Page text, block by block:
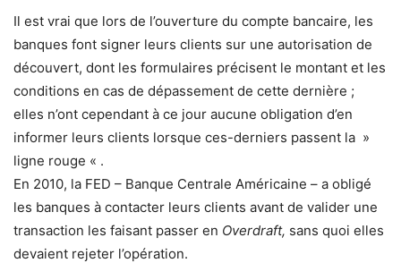
​Il est vrai que lors de l’ouverture du compte bancaire, les
banques font signer leurs clients sur une autorisation de
découvert, dont les formulaires précisent le montant et les
conditions en cas de dépassement de cette dernière ;
elles n’ont cependant à ce jour aucune obligation d’en
informer leurs clients lorsque ces-derniers passent la »
ligne rouge « ​.
​En 2010, la FED – Banque Centrale Américaine​ – a obligé
les banques à contacter leurs clients avant de valider une
transaction les faisant passer en Overdraft, sans quoi elles
devaient rejeter l’opération.